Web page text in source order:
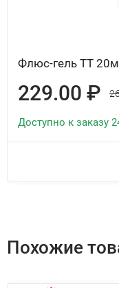
Флюс-гель ТТ
229.00 ₽
Доступно к заказу
Похожие